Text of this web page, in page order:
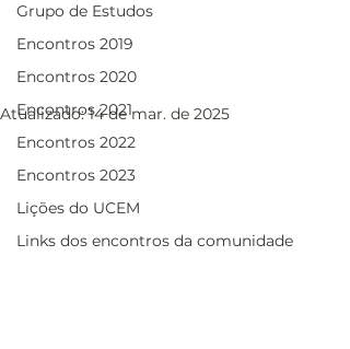
Grupo de Estudos
Encontros 2019
Encontros 2020
Encontros 2021
Encontros 2022
Encontros 2023
Lições do UCEM
Links dos encontros da comunidade
Exercícios de “Um Curso
em Milagres” (UCEM)
Atualizado:14 de mar. de 2025